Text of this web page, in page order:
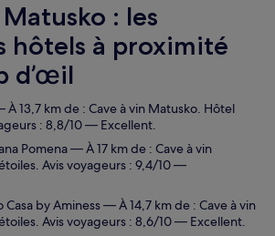
: les
hôtels à proximité
d’œil
À 13,7 km de : Cave à vin Matusko. Hôtel
: 8,8/10 — Excellent.
Pomena— À 17 km de : Cave à vin
Avis voyageurs : 9,4/10 —
by Aminess— À 14,7 km de : Cave à vin
Avis voyageurs : 8,6/10 — Excellent.